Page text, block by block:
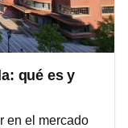
qué es y
en el mercado